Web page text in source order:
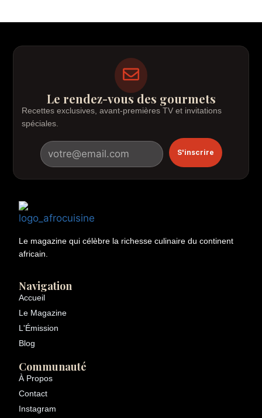
Le rendez-vous des gourmets
Recettes exclusives, avant-premières TV et invitations
spéciales.
S'inscrire
Le magazine qui célèbre la richesse culinaire du continent
africain.
Navigation
Accueil
Le Magazine
L'Émission
Blog
Communauté
À Propos
Contact
Instagram